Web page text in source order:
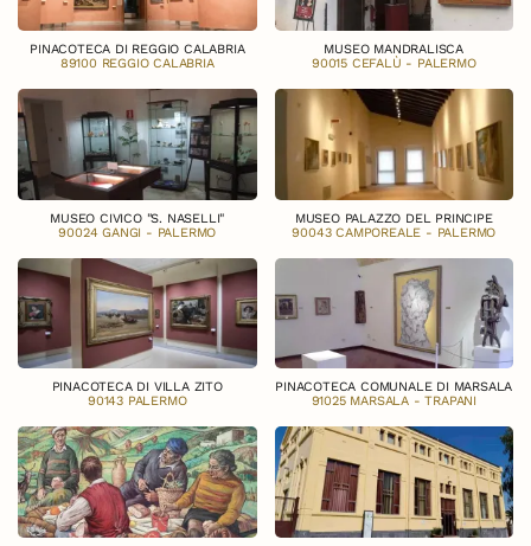
PINACOTECA DI REGGIO CALABRIA
89100 REGGIO CALABRIA
MUSEO MANDRALISCA
90015 CEFALÙ - PALERMO
MUSEO CIVICO "S. NASELLI"
90024 GANGI - PALERMO
MUSEO PALAZZO DEL PRINCIPE
90043 CAMPOREALE - PALERMO
PINACOTECA DI VILLA ZITO
90143 PALERMO
PINACOTECA COMUNALE DI MARSALA
91025 MARSALA - TRAPANI